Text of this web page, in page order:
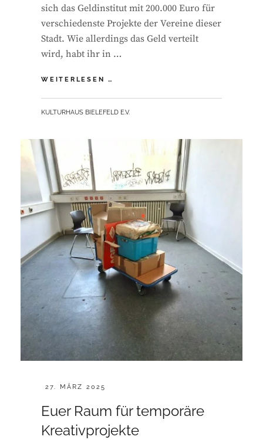
sich das Geldinstitut mit 200.000 Euro für
verschiedenste Projekte der Vereine dieser
Stadt. Wie allerdings das Geld verteilt
wird, habt ihr in …
WEITERLESEN …
–
BY
KULTURHAUS BIELEFELD E.V.
POSTED
27. MÄRZ 2025
Euer Raum für temporäre
Kreativprojekte